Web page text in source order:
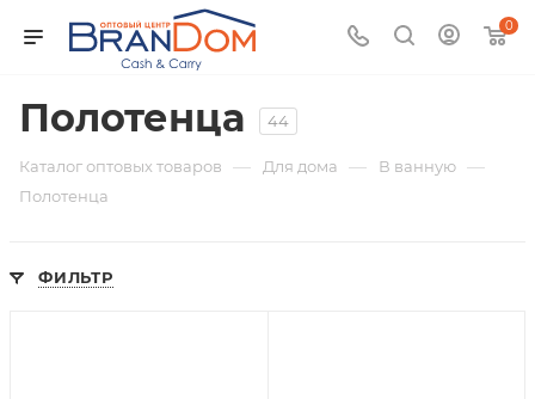
0
Полотенца 44
Каталог оптовых товаров — Для дома — В ванную —
Полотенца
ФИЛЬТР